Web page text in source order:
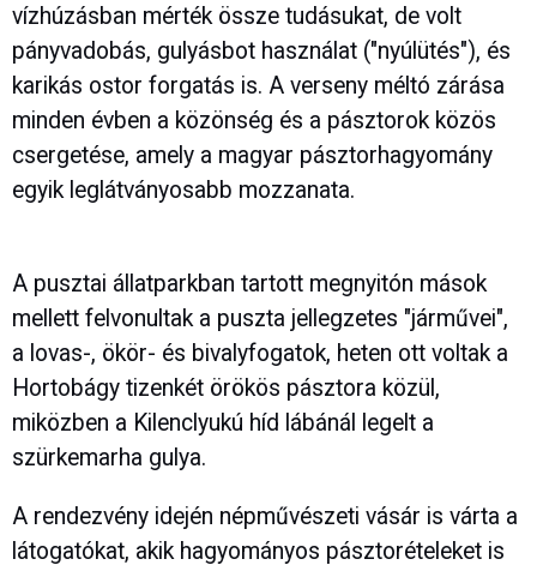
vízhúzásban mérték össze tudásukat, de volt
pányvadobás, gulyásbot használat ("nyúlütés"), és
karikás ostor forgatás is. A verseny méltó zárása
minden évben a közönség és a pásztorok közös
csergetése, amely a magyar pásztorhagyomány
egyik leglátványosabb mozzanata.
A pusztai állatparkban tartott megnyitón mások
mellett felvonultak a puszta jellegzetes "járművei",
a lovas-, ökör- és bivalyfogatok, heten ott voltak a
Hortobágy tizenkét örökös pásztora közül,
miközben a Kilenclyukú híd lábánál legelt a
szürkemarha gulya.
A rendezvény idején népművészeti vásár is várta a
látogatókat, akik hagyományos pásztorételeket is